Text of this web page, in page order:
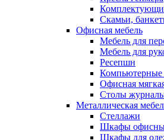
Скамьи,
Офисная мебель
Мебель для
Мебель для
Ресепшн
Компьютерные
Офисная
Столы
Металлическая
Стеллажи
Шкафы
Шкафы для